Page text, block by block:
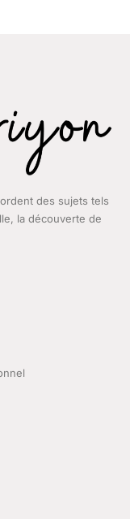
des sujets tels
la découverte de